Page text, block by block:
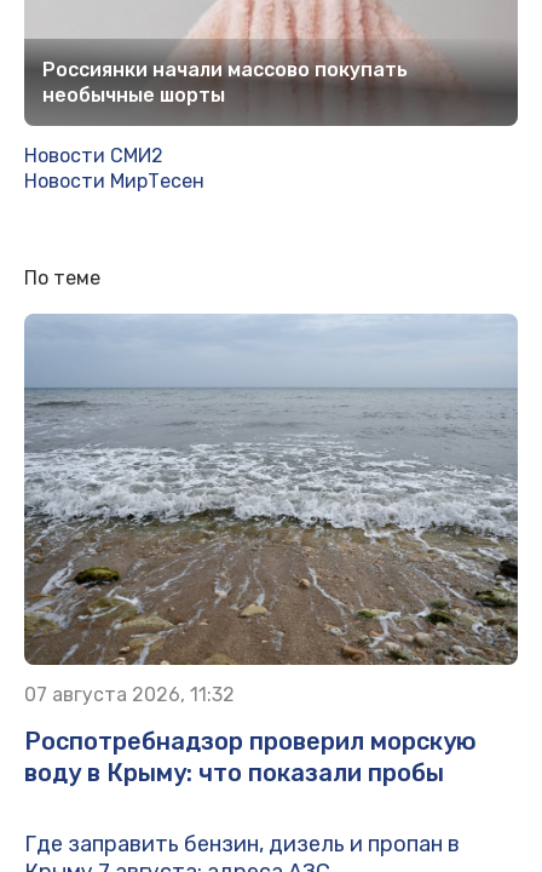
Россиянки начали массово покупать
необычные шорты
Новости СМИ2
Новости МирТесен
По теме
07 августа 2026, 11:32
Роспотребнадзор проверил морскую
воду в Крыму: что показали пробы
Где заправить бензин, дизель и пропан в